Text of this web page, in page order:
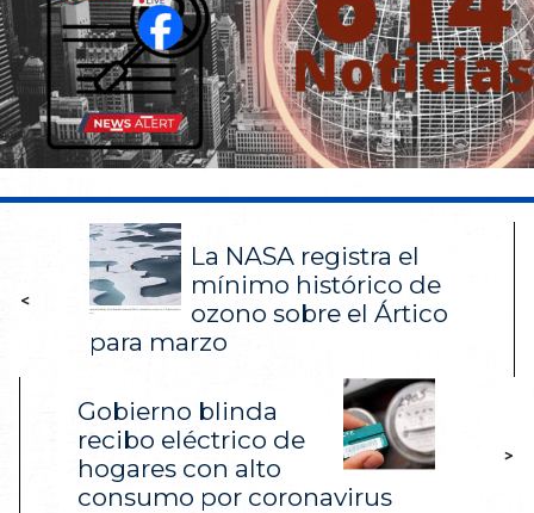
<
La NASA registra el
mínimo histórico de
ozono sobre el Ártico
para marzo
Gobierno blinda
recibo eléctrico de
hogares con alto
consumo por coronavirus
>